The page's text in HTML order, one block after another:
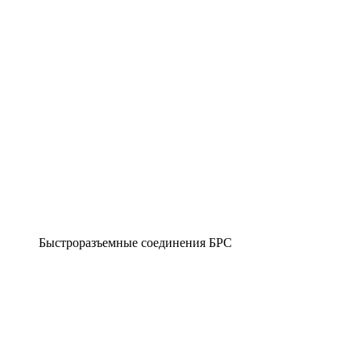
Быстроразъемные соединения БРС